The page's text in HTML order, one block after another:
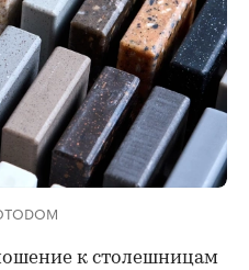
к столешницам